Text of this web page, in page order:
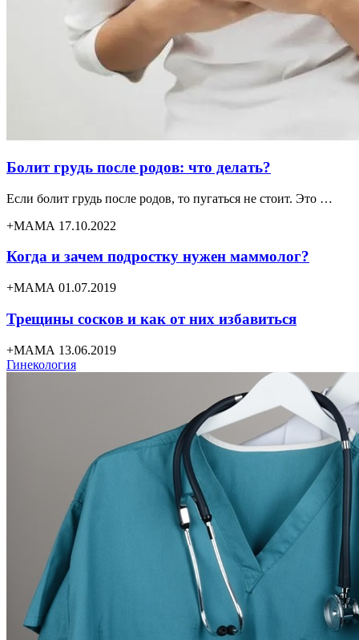
Болит грудь после родов: что делать?
Если болит грудь после родов, то пугаться не стоит. Это …
+МАМА 17.10.2022
Когда и зачем подростку нужен маммолог?
+МАМА 01.07.2019
Трещины сосков и как от них избавиться
+МАМА 13.06.2019
Гинекология